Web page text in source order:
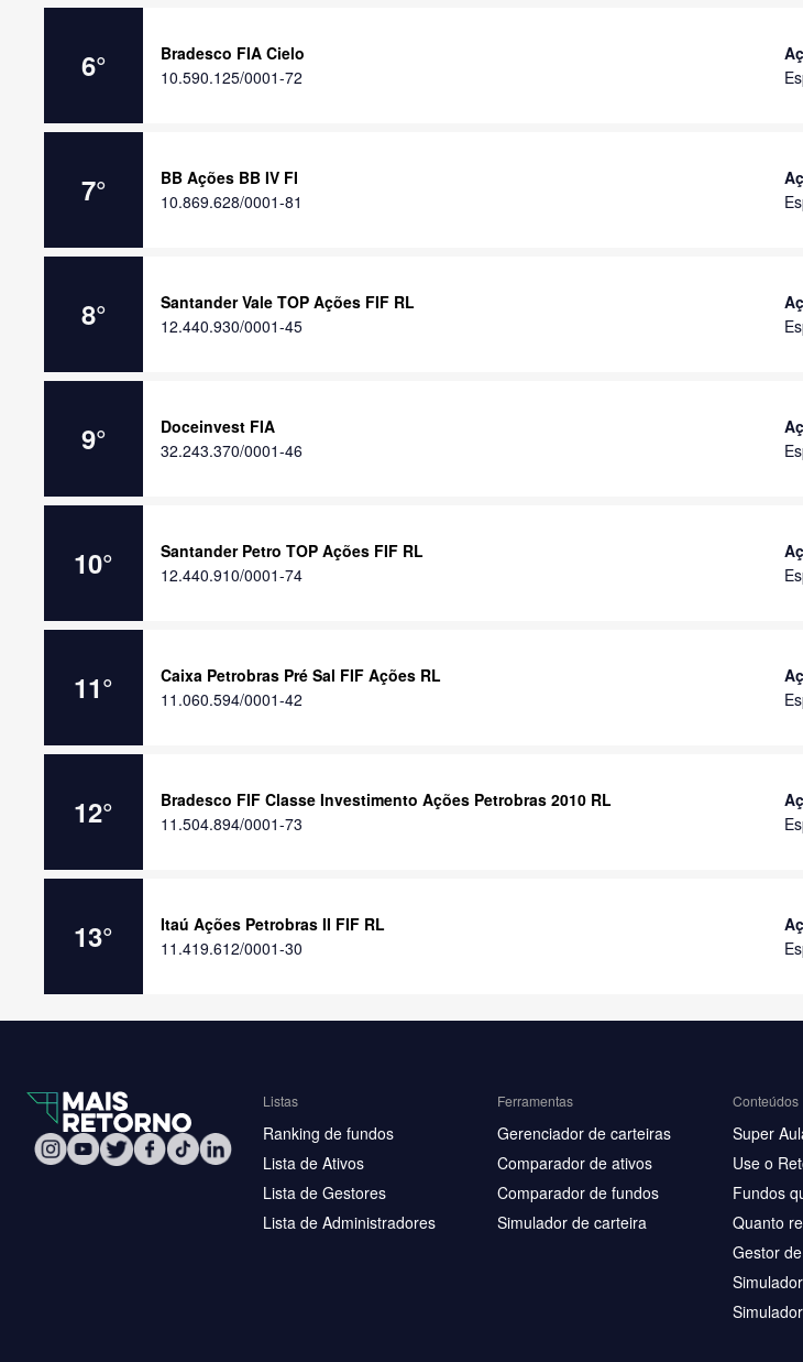
6°
Bradesco FIA Cielo
10.590.125/0001-72
7°
BB Ações BB IV FI
10.869.628/0001-81
8°
Santander Vale TOP Ações FIF RL
12.440.930/0001-45
9°
Doceinvest FIA
32.243.370/0001-46
10°
Santander Petro TOP Ações FIF RL
12.440.910/0001-74
11°
Caixa Petrobras Pré Sal FIF Ações RL
11.060.594/0001-42
12°
Bradesco FIF Classe Investimento Ações Petrobras 2010 RL
11.504.894/0001-73
13°
Itaú Ações Petrobras II FIF RL
11.419.612/0001-30
Listas
Ranking de fundos
Lista de Ativos
Lista de Gestores
Lista de Administradores
Ferramentas
Gerenciador de carteiras
Comparador de ativos
Comparador de fundos
Simulador de carteira
Conteúdos
Super
Use o
Fundos
Quanto
Gestor